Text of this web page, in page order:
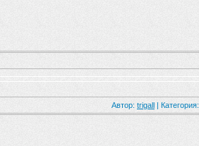
Автор: trigall | Категория: